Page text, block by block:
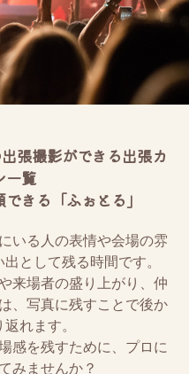
張撮影ができる出張カ
一覧
きる「ふぉとる」
いる人の表情や会場の雰
として残る時間です。
来場者の盛り上がり、仲
、写真に残すことで後か
れます。
感を残すために、プロに
みませんか？